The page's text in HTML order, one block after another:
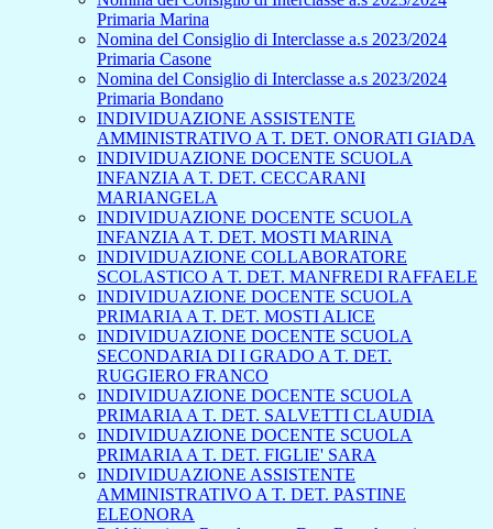
Primaria Marina
Nomina del Consiglio di Interclasse a.s 2023/2024
Primaria Casone
Nomina del Consiglio di Interclasse a.s 2023/2024
Primaria Bondano
INDIVIDUAZIONE ASSISTENTE
AMMINISTRATIVO A T. DET. ONORATI GIADA
INDIVIDUAZIONE DOCENTE SCUOLA
INFANZIA A T. DET. CECCARANI
MARIANGELA
INDIVIDUAZIONE DOCENTE SCUOLA
INFANZIA A T. DET. MOSTI MARINA
INDIVIDUAZIONE COLLABORATORE
SCOLASTICO A T. DET. MANFREDI RAFFAELE
INDIVIDUAZIONE DOCENTE SCUOLA
PRIMARIA A T. DET. MOSTI ALICE
INDIVIDUAZIONE DOCENTE SCUOLA
SECONDARIA DI I GRADO A T. DET.
RUGGIERO FRANCO
INDIVIDUAZIONE DOCENTE SCUOLA
PRIMARIA A T. DET. SALVETTI CLAUDIA
INDIVIDUAZIONE DOCENTE SCUOLA
PRIMARIA A T. DET. FIGLIE' SARA
INDIVIDUAZIONE ASSISTENTE
AMMINISTRATIVO A T. DET. PASTINE
ELEONORA